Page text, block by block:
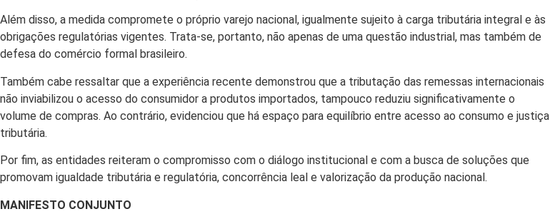
Além disso, a medida compromete o próprio varejo nacional, igualmente sujeito à carga tributária integral e às
obrigações regulatórias vigentes. Trata-se, portanto, não apenas de uma questão industrial, mas também de
defesa do comércio formal brasileiro.
Também cabe ressaltar que a experiência recente demonstrou que a tributação das remessas internacionais
não inviabilizou o acesso do consumidor a produtos importados, tampouco reduziu significativamente o
volume de compras. Ao contrário, evidenciou que há espaço para equilíbrio entre acesso ao consumo e justiça
tributária.
Por fim, as entidades reiteram o compromisso com o diálogo institucional e com a busca de soluções que
promovam igualdade tributária e regulatória, concorrência leal e valorização da produção nacional.
MANIFESTO CONJUNTO